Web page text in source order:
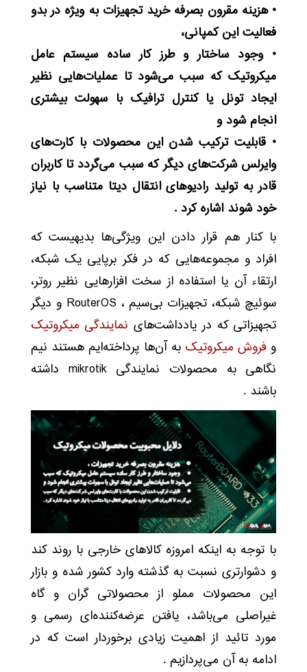
• هزینه مقرون بصرفه خرید تجهیزات به ویژه در بدو
فعالیت این کمپانی،
• وجود ساختار و طرز کار ساده سیستم عامل
میکروتیک که سبب می‌شود تا عملیات‌هایی نظیر
ایجاد تونل یا کنترل ترافیک با سهولت بیشتری
انجام شود و
• قابلیت ترکیب شدن این محصولات با کارت‌های
وایرلس شرکت‌های دیگر که سبب می‌گردد تا کاربران
قادر به تولید رادیو‌های انتقال دیتا متناسب با نیاز
خود شوند اشاره کرد .
با کنار هم قرار دادن این ویژگی‌ها بدیهیست که
افراد و مجموعه‌هایی که در فکر برپایی یک شبکه،
ارتقاء آن یا استفاده از سخت افزارهایی نظیر روتر،
سوئیچ شبکه، تجهیزات بی‌سیم ، RouterOS و دیگر
تجهیزاتی که در یادداشت‌های نمایندگی میکروتیک
و فروش میکروتیک به آن‌ها پرداخته‌ایم هستند نیم
نگاهی به محصولات نمایندگی mikrotik داشته
باشند .
با توجه به اینکه امروزه کالاهای خارجی با روند کند
و دشوارتری نسبت به گذشته وارد کشور شده و بازار
این محصولات مملو از محصولاتی گران و گاه
غیراصلی می‌باشد، یافتن عرضه‌کننده‌ای رسمی و
مورد تائید از اهمیت زیادی برخوردار است که در
ادامه به آن می‌پردازیم .